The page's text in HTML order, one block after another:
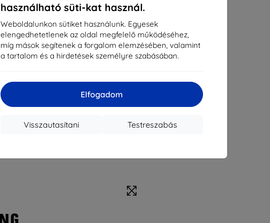
használható süti-kat használ.
Weboldalunkon sütiket használunk. Egyesek
elengedhetetlenek az oldal megfelelő működéséhez,
míg mások segítenek a forgalom elemzésében, valamint
a tartalom és a hirdetések személyre szabásában.
Elfogadom
Testreszabás
Visszautasítani